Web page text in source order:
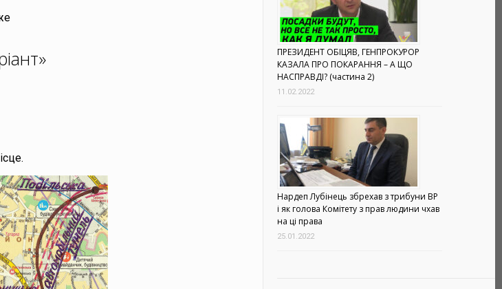
ПРЕЗИДЕНТ ОБІЦЯВ, ГЕНПРОКУРОР
КАЗАЛА ПРО ПОКАРАННЯ – А ЩО
НАСПРАВДІ? (частина 2)
11.02.2022
Нардеп Лубінець збрехав з трибуни ВР
і як голова Комітету з прав людини чхав
на ці права
25.01.2022